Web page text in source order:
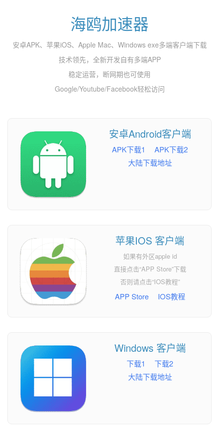
海鸥加速器
安卓APK、苹果iOS、Apple Mac、Windows exe多端客户端下载
技术领先，全新开发自有多端APP
稳定运营，断网期也可使用
Google/Youtube/Facebook轻松访问
安卓Android客户端
APK下载1
APK下载2
大陆下载地址
苹果IOS 客户端
如果有外区apple id
直接点击“APP Store”下载
否则请点击“IOS教程”
APP Store IOS教程
Windows 客户端
下载1
下载2
大陆下载地址